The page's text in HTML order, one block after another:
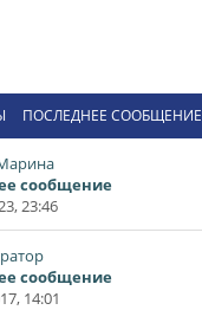
ПОСЛЕДНЕЕ СООБЩЕНИЕ
сообщение
23:46
сообщение
14:01